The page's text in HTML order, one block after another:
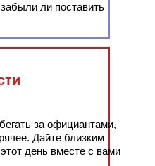
ли поставить
за официантами,
Дайте близким
день вместе с вами